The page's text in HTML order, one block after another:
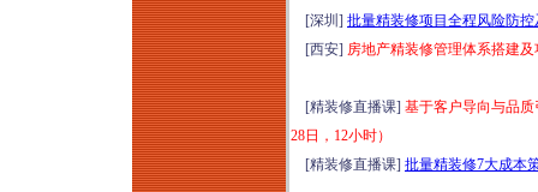
实战特训班（8月8-9
日郑州）
2026年康养项目定位
设计与营销运营提升
研讨暨项目考察（8
月8-9日上海）从定位
筹开、空间设计、品
[深圳] 批量精装修项目全程风险防
[西安] 房地产精装修管理体系搭建
[精装修直播课] 基于客户导向与品
28日，12小时）
[精装修直播课] 批量精装修7大成本